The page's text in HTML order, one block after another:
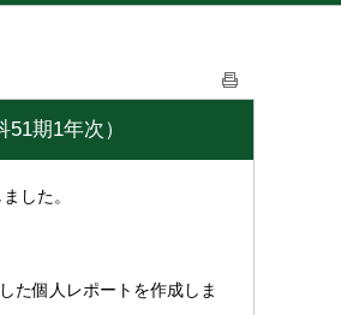
期1年次）
した。
た個人レポートを作成しま